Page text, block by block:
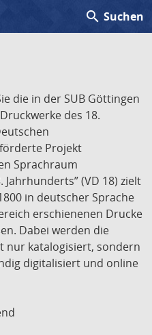
search Suchen
die in der SUB Göttingen
des 18.
Projekt
Sprachraum
(VD 18) zielt
in deutscher Sprache
erschienenen Drucke
Dabei werden die
nur katalogisiert, sondern
digitalisiert und online